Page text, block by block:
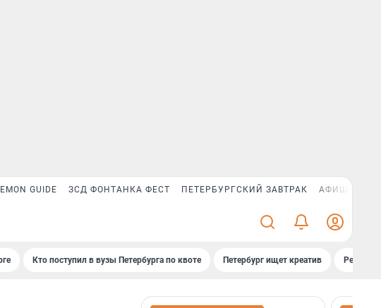
GUIDE ЗСД ФОНТАНКА ФЕСТ ПЕТЕРБУРГСКИЙ ЗАВТРАК АФИША PLUS
Кто поступил в вузы Петербурга по квоте Петербург ищет креатив